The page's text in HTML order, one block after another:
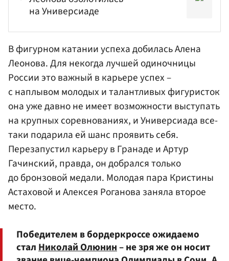
на Универсиаде
В фигурном катании успеха добилась Алена
Леонова. Для некогда лучшей одиночницы
России это важный в карьере успех –
с наплывом молодых и талантливых фигуристок
она уже давно не имеет возможности выступать
на крупных соревнованиях, и Универсиада все-
таки подарила ей шанс проявить себя.
Перезапустил карьеру в Гранаде иАртур
Гачинский, правда, он добрался только
до бронзовой медали. Молодая пара Кристины
Астаховой и Алексея Роганова заняла второе
место.
Победителем в бордеркроссе ожидаемо
сталНиколай Олюнин– не зря же он носит